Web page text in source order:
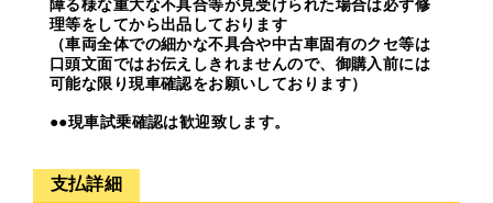
障る様な重大な不具合等が見受けられた場合は必ず修
理等をしてから出品しております
（車両全体での細かな不具合や中古車固有のクセ等は
口頭文面ではお伝えしきれませんので、御購入前には
可能な限り現車確認をお願いしております）
●●現車試乗確認は歓迎致します。
支払詳細